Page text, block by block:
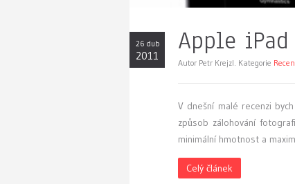
26 dub
2011 Apple
Autor Petr Krejzl. Kategorie
V dnešní malé recenzi
způsob zálohování
minimální hmotnost a
Celý článek